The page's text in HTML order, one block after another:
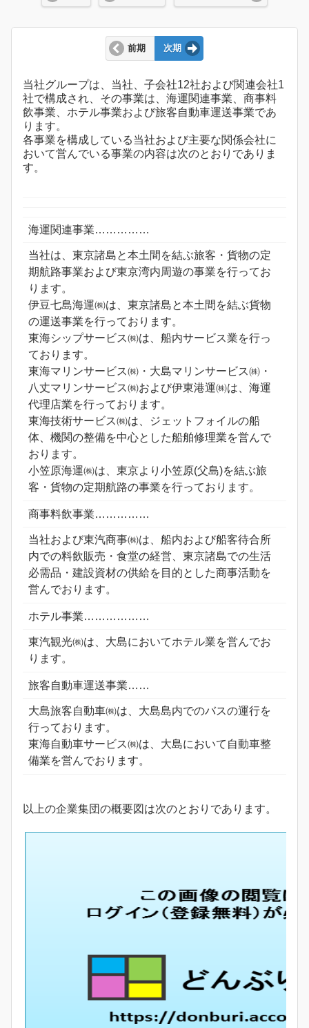
前期 次期
当社グループは、当社、子会社12社および関連会社1
社で構成され、その事業は、海運関連事業、商事料
飲事業、ホテル事業および旅客自動車運送事業であ
ります。
各事業を構成している当社および主要な関係会社に
おいて営んでいる事業の内容は次のとおりでありま
す。
海運関連事業……………
当社は、東京諸島と本土間を結ぶ旅客・貨物の定
期航路事業および東京湾内周遊の事業を行ってお
ります。
伊豆七島海運㈱は、東京諸島と本土間を結ぶ貨物
の運送事業を行っております。
東海シップサービス㈱は、船内サービス業を行っ
ております。
東海マリンサービス㈱・大島マリンサービス㈱・
八丈マリンサービス㈱および伊東港運㈱は、海運
代理店業を行っております。
東海技術サービス㈱は、ジェットフォイルの船
体、機関の整備を中心とした船舶修理業を営んで
おります。
小笠原海運㈱は、東京より小笠原(父島)を結ぶ旅
客・貨物の定期航路の事業を行っております。
商事料飲事業……………
当社および東汽商事㈱は、船内および船客待合所
内での料飲販売・食堂の経営、東京諸島での生活
必需品・建設資材の供給を目的とした商事活動を
営んでおります。
ホテル事業………………
東汽観光㈱は、大島においてホテル業を営んでお
ります。
旅客自動車運送事業……
大島旅客自動車㈱は、大島島内でのバスの運行を
行っております。
東海自動車サービス㈱は、大島において自動車整
備業を営んでおります。
以上の企業集団の概要図は次のとおりであります。